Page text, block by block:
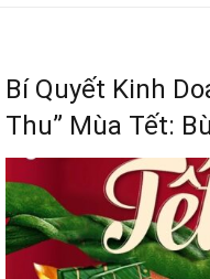
Bí Quyết Kinh
Thu” Mùa Tết: